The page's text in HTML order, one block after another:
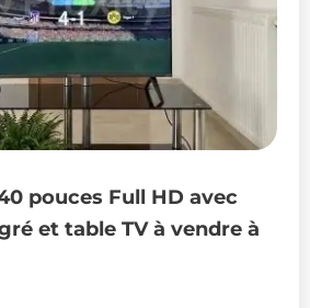
pouces Full HD avec
et table TV à vendre à